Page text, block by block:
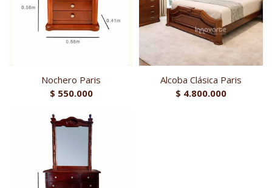
Nochero Paris
$ 550.000
Alcoba Clásica Paris
$ 4.800.000